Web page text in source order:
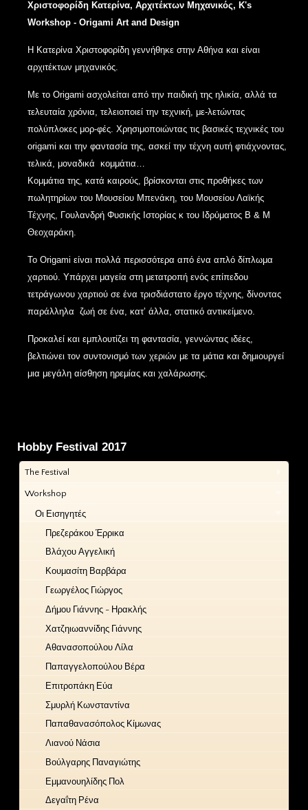
Χριστοφορίδη Κατερίνα, Αρχιτέκτων Μηχανικός, K's
Workshop - Origami Art and Design
Η Κατερίνα Χριστοφορίδη γεννήθηκε στην Αθήνα και είναι
αρχιτέκτων μηχανικός.
Με το Origami ασχολείται από την παιδική της ηλικία, αλλά τα
τελευταία χρόνια, τελειοποιεί την τεχνική, με-λετώντας
πολύπλοκες μορ-φές. Χρησιμοποιώντας τις βασικές τεχνικές του
origami και την φαντασία της, ασκεί την τέχνη αυτή φτιάχνοντας,
τελικά, μοναδικά κομμάτια…
Κομμάτια της, κατά καιρούς, βρίσκονται στις προθήκες των
πωλητηρίων του Μουσείου Μπενάκη, του Μουσείου Λαϊκής
Τέχνης, Γουλανδρή Φυσικής Ιστορίας κ του Ιδρύματος Β & Μ
Θεοχαράκη.
Το Origami είναι πολλά περισσότερα από ένα απλό δίπλωμα
χαρτιού. Υπάρχει μαγεία στη μετατροπή ενός επίπεδου
τετράγωνου χαρτιού σε ένα τρισδιάστατο έργο τέχνης, δίνοντας
παράλληλα ζωή σε ένα, κατ’ άλλα, στατικό αντικείμενο.
Προκαλεί και εμπλουτίζει τη φαντασία, γεννώντας ιδέες,
βελτιώνει τον συντονισμό των χεριών με τα μάτια και δημιουργεί
μια μεγάλη αίσθηση ηρεμίας και χαλάρωσης.
Hobby Festival 2017
The Festival
Workshop
Οι Εισηγητές
Πρεζεράκου Έρρικα
Βλάχου Αγγελική
Κουμασίτη Βαρβάρα
Γεωργέλος Γιώργος
Δήμου Γιάννης - Ηρακλής
Χατζηιωαννίδης Γιάννης
Αθανασοπούλου Λίλα
Παπαγγελοπούλου Βέρα
Επιτροπάκη Εύα
Σμυρλή Κωνσταντίνα
Παπαθανασόπολος Κίμωνας
Λιανού Νάσια
Βούλγαρης Παναγιώτης
Εμμανουηλίδης Πολ
Δεγαΐτη Ρένα